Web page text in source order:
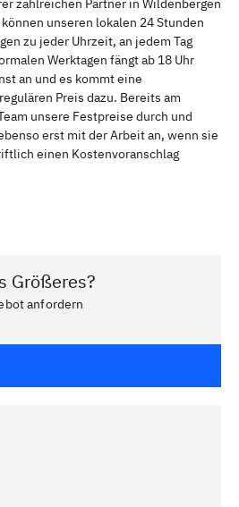
unseren lokalen 24 Stunden
zu jeder Uhrzeit, an jedem Tag
Werktagen fängt ab 18 Uhr
an und es kommt eine
Preis dazu. Bereits am
unsere Festpreise durch und
erst mit der Arbeit an, wenn sie
einen Kostenvoranschlag
Größeres?
anfordern